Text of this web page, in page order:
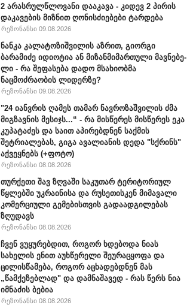
2 არასრულწლოვანი დააკავა - კიდევ 2 პირის
დაკავების მიზნით ღონისძიებები ტარდება
რეზონანსი 09.08.2026
ნანკა კალატოზიშვილის აზრით, გიორგი
ბარამიძე იდიოტია ან მი­ზან­მი­მარ­თუ­ლი მავ­ნე­ბე­
ლი - რა შეფასება დადო მსახიობმა
ნაცმოძრაობის ლიდერზე?
რეზონანსი 09.08.2026
"24 იანვრის ღამეს თამარ ნავროზაშვილის ძმა
მიგზავნის მესიჯს...“ - რა მისწერეს მისწერეს ეკა
კუპატაძეს და საით აპირებდნენ საქმის
შეტრიალებას, გიგა ავალიანის დედა "სქრინს"
აქვეყნებს (+ფოტო)
რეზონანსი 08.08.2026
თურქეთი შავ ზღვაში საკუთარ ტერიტორიულ
წყლებში უკრაინისა და რუსეთისკენ მიმავალი
კომერციული გემებისთვის გადაადგილებას
ზღუდავს
რეზონანსი 08.08.2026
ჩვენ ვუყურებდით, როგორ ხდებოდა ნიას
სახელის ენით აუხწერელი შეურაცყოფა და
ცილისწამება, როგორ აცხადებდნენ მას
„წამქეზებლად" და დამნაშავედ - რას წერს ნია
იმნაძის ბებია
რეზონანსი 08.08.2026